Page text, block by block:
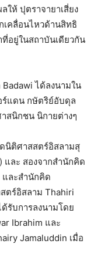
ให้ ปุตราจายาเสี่ยง
เคลื่อนไหวด้านสิทธิ
อยู่ในสถาบันเดียวกัน
ได้ลงนามใน
ร์แดน กษัตริย์อับดุล
สนิกชน นิกายต่างๆ
นิติศาสสตร์อิสลามสุ
และ สองจากสำนักคิด
และสำนักคิด
ตร์อิสลาม Thahiri
รับการลงนามโดย
Ibrahim และ
Jamaluddin เมื่อ